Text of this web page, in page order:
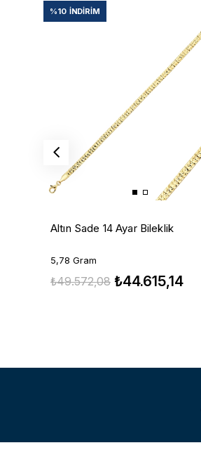
Altın Sade 14 Ayar Bileklik
5,78 Gram
₺44.615,14
₺49.572,08
%10 İNDIRIM